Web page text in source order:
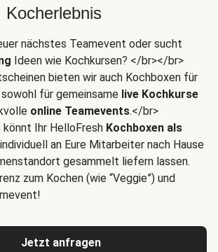
Kocherlebnis
nächstes Teamevent oder sucht
Ideen wie Kochkursen? </br></br>
bieten wir auch Kochboxen für
für gemeinsame live Kochkurse
online Teamevents.</br>
könnt Ihr HelloFresh Kochboxen als
individuell an Eure Mitarbeiter nach Hause
gesammelt liefern lassen.
zum Kochen (wie “Veggie”) und
Jetzt anfragen